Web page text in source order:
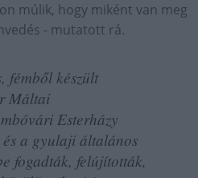
múlik, hogy miként van meg
- mutatott rá.
fémből készült
Máltai
Esterházy
a gyulaji általános
fogadták, felújították,